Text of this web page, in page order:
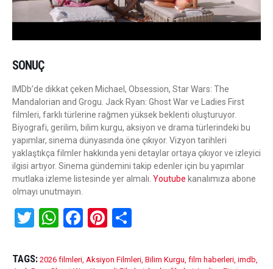
SONUÇ
IMDb’de dikkat çeken Michael, Obsession, Star Wars: The
Mandalorian and Grogu. Jack Ryan: Ghost War ve Ladies First
filmleri, farklı türlerine rağmen yüksek beklenti oluşturuyor.
Biyografi, gerilim, bilim kurgu, aksiyon ve drama türlerindeki bu
yapımlar, sinema dünyasında öne çıkıyor. Vizyon tarihleri
yaklaştıkça filmler hakkında yeni detaylar ortaya çıkıyor ve izleyici
ilgisi artıyor. Sinema gündemini takip edenler için bu yapımlar
mutlaka izleme listesinde yer almalı. Youtube kanalımıza abone
olmayı unutmayın.
T
tt
W
at
F
ce
Pi
er ar
TAGS: 2026 filmleri Aksiyon Filmleri Bilim Kurgu film haberleri imdb